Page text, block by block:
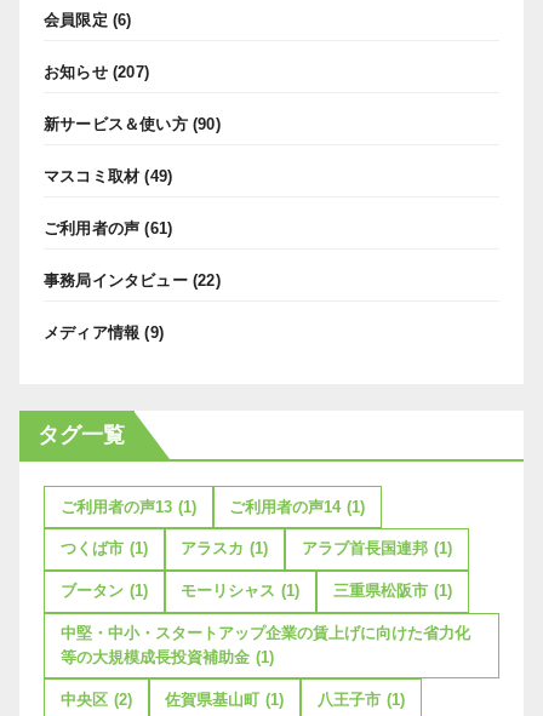
会員限定 (6)
お知らせ(207)
新サービス＆使い方(90)
マスコミ取材 (49)
ご利用者の声 (61)
事務局インタビュー(22)
メディア情報 (9)
タグ一覧
ご利用者の声13 (1) ご利用者の声14 (1)
つくば市 (1) アラスカ (1) アラブ首長国連邦 (1)
ブータン (1) モーリシャス (1) 三重県松阪市 (1)
中堅・中小・スタートアップ企業の賃上げに向けた省力化
等の大規模成長投資補助金 (1)
中央区 (2) 佐賀県基山町 (1) 八王子市 (1)